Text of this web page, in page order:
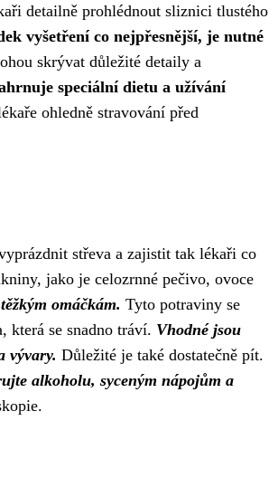
detailně prohlédnout sliznici tlustého
vyšetření co nejpřesnější, je nutné
skrývat důležité detaily a
speciální dietu a užívání
ohledně stravování před
střeva a zajistit tak lékaři co
jako je celozrnné pečivo, ovoce
omáčkám. Tyto potraviny se
se snadno tráví. Vhodné jsou
vývary. Důležité je také dostatečně pít.
alkoholu, syceným nápojům a